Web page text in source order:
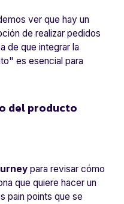
ver que hay un
de realizar pedidos
de que integrar la
es esencial para
del producto
para revisar cómo
que quiere hacer un
pain points que se